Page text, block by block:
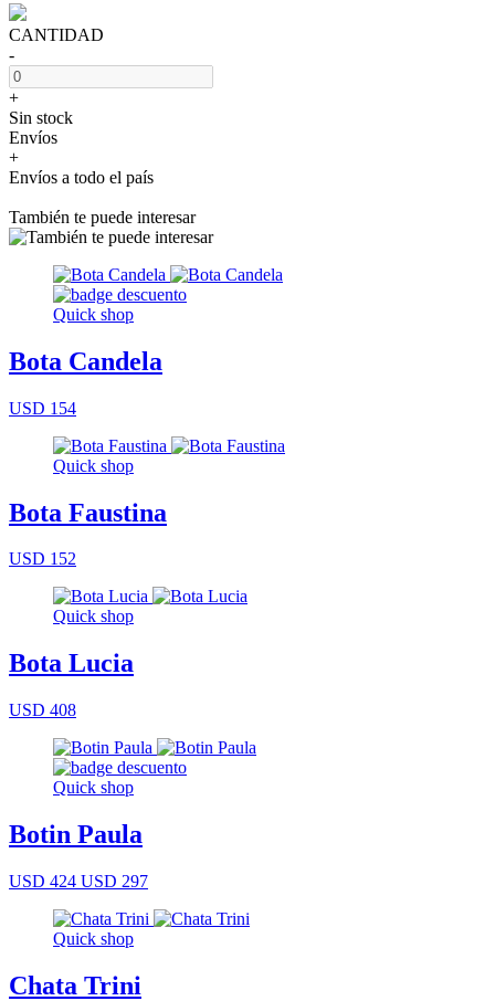
CANTIDAD
-
+
Sin stock
Envíos
+
Envíos a todo el país
También te puede interesar
Quick shop
Bota Candela
USD 154
Quick shop
Bota Faustina
USD 152
Quick shop
Bota Lucia
USD 408
Quick shop
Botin Paula
USD 424 USD 297
Quick shop
Chata Trini